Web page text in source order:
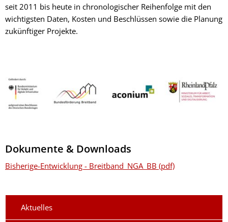
seit 2011 bis heute in chronologischer Reihenfolge mit den
wichtigsten Daten, Kosten und Beschlüssen sowie die Planung
zukünftiger Projekte.
Dokumente & Downloads
Bisherige-Entwicklung - Breitband_NGA_BB (pdf)
Aktuelles